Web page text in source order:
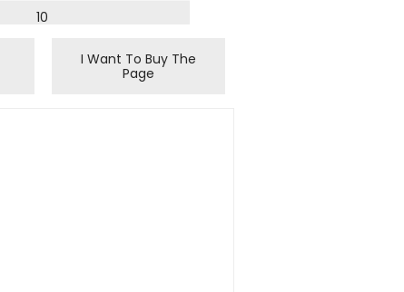
10
I Want To Buy The
Page